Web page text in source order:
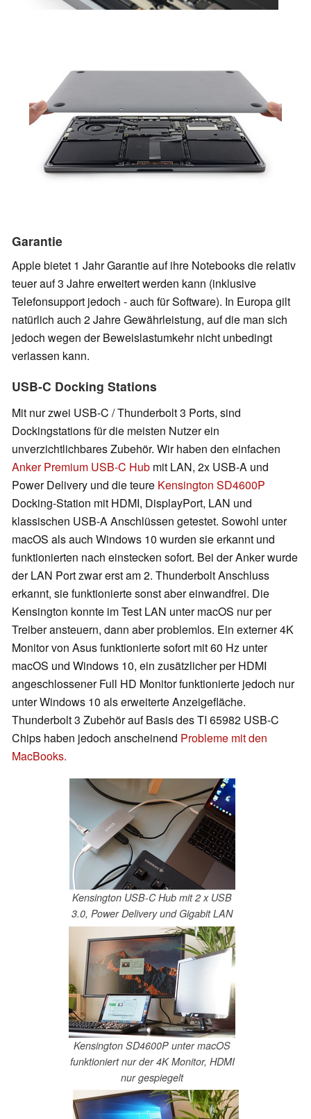
Garantie
Apple bietet 1 Jahr Garantie auf ihre Notebooks die relativ
teuer auf 3 Jahre erweitert werden kann (inklusive
Telefonsupport jedoch - auch für Software). In Europa gilt
natürlich auch 2 Jahre Gewährleistung, auf die man sich
jedoch wegen der Beweislastumkehr nicht unbedingt
verlassen kann.
USB-C Docking Stations
Mit nur zwei USB-C / Thunderbolt 3 Ports, sind
Dockingstations für die meisten Nutzer ein
unverzichtlichbares Zubehör. Wir haben den einfachen
Anker Premium USB-C Hub mit LAN, 2x USB-A und
Power Delivery und die teure Kensington SD4600P
Docking-Station mit HDMI, DisplayPort, LAN und
klassischen USB-A Anschlüssen getestet. Sowohl unter
macOS als auch Windows 10 wurden sie erkannt und
funktionierten nach einstecken sofort. Bei der Anker wurde
der LAN Port zwar erst am 2. Thunderbolt Anschluss
erkannt, sie funktionierte sonst aber einwandfrei. Die
Kensington konnte im Test LAN unter macOS nur per
Treiber ansteuern, dann aber problemlos. Ein externer 4K
Monitor von Asus funktionierte sofort mit 60 Hz unter
macOS und Windows 10, ein zusätzlicher per HDMI
angeschlossener Full HD Monitor funktionierte jedoch nur
unter Windows 10 als erweiterte Anzeigefläche.
Thunderbolt 3 Zubehör auf Basis des TI 65982 USB-C
Chips haben jedoch anscheinend Probleme mit den
MacBooks.
Kensington USB-C Hub mit 2 x USB
3.0, Power Delivery und Gigabit LAN
Kensington SD4600P unter macOS
funktioniert nur der 4K Monitor, HDMI
nur gespiegelt